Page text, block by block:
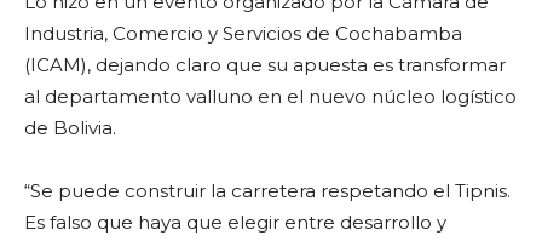
Industria, Comercio y Servicios de Cochabamba
(ICAM), dejando claro que su apuesta es transformar
al departamento valluno en el nuevo núcleo logístico
de Bolivia.
“Se puede construir la carretera respetando el Tipnis.
Es falso que haya que elegir entre desarrollo y